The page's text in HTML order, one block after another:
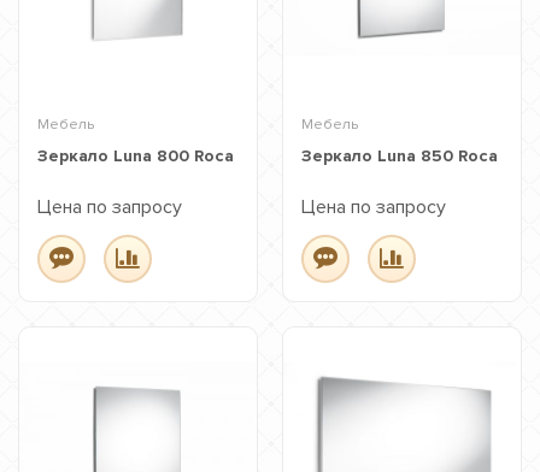
Мебель
Зеркало Luna 800 Roca
Цена по запросу
Мебель
Зеркало Luna 850 Roca
Цена по запросу